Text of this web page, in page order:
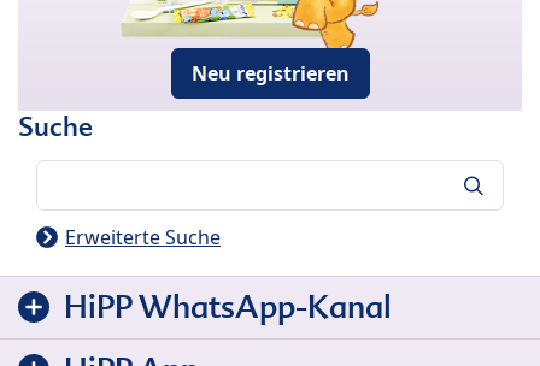
Neu registrieren
Suche
Erweiterte Suche
HiPP WhatsApp-Kanal